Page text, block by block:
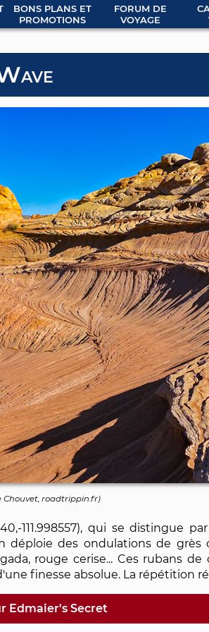
BONS PLANS ET
PROMOTIONS
FORUM DE
VOYAGE
Chouvet, roadtrippin.fr)
111.998557), qui se distingue
déploie des ondulations de
rouge cerise... Ces rubans
finesse absolue. La répétition
Edmaier's Secret